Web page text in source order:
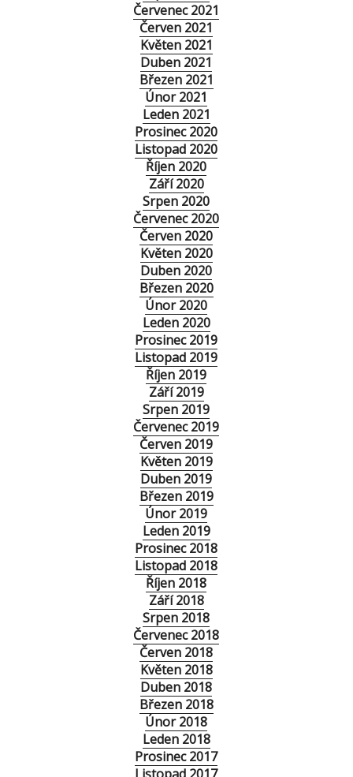
Červenec 2021
Červen 2021
Květen 2021
Duben 2021
Březen 2021
Únor 2021
Leden 2021
Prosinec 2020
Listopad 2020
Říjen 2020
Září 2020
Srpen 2020
Červenec 2020
Červen 2020
Květen 2020
Duben 2020
Březen 2020
Únor 2020
Leden 2020
Prosinec 2019
Listopad 2019
Říjen 2019
Září 2019
Srpen 2019
Červenec 2019
Červen 2019
Květen 2019
Duben 2019
Březen 2019
Únor 2019
Leden 2019
Prosinec 2018
Listopad 2018
Říjen 2018
Září 2018
Srpen 2018
Červenec 2018
Červen 2018
Květen 2018
Duben 2018
Březen 2018
Únor 2018
Leden 2018
Prosinec 2017
Listopad 2017